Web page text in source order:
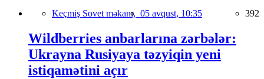
Keçmiş Sovet məkanı, 05 avqust, 10:35 392
Wildberries anbarlarına zərbələr:
Ukrayna Rusiyaya təzyiqin yeni
istiqamətini açır